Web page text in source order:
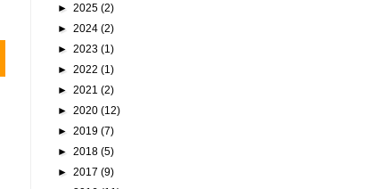
► 2025 (2)
► 2024 (2)
► 2023 (1)
► 2022 (1)
► 2021 (2)
► 2020 (12)
► 2019 (7)
► 2018 (5)
► 2017 (9)